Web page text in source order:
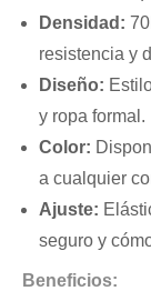
Densidad:
resistencia y
Diseño:
y ropa formal.
Color:
a cualquier
Ajuste:
seguro y
Beneficios: